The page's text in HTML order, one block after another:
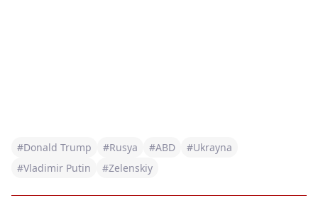
#Donald Trump #Rusya #ABD
#Ukrayna
#Vladimir Putin
#Zelenskiy